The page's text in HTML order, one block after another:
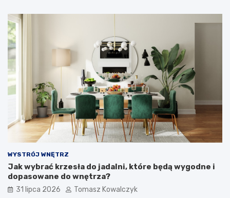
WYSTRÓJ WNĘTRZ
Jak wybrać krzesła do jadalni, które będą wygodne i
dopasowane do wnętrza?
31 lipca 2026 Tomasz Kowalczyk